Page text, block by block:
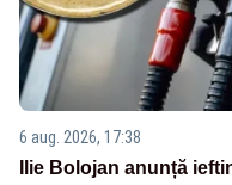
6 aug. 2026, 17:38
Ilie Bolojan anunță